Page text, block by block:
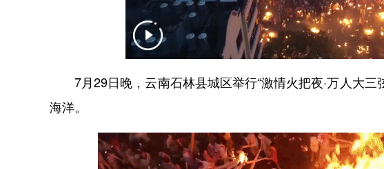
7月29日晚，云南石林县城区举行“激情火把夜·万人大三
海洋。